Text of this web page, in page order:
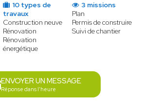
10 types de
travaux
Construction neuve
Rénovation
Rénovation
énergétique
3 missions
Plan
Permis de construire
Suivi de chantier
ENVOYER UN MESSAGE
Réponse dans l'heure